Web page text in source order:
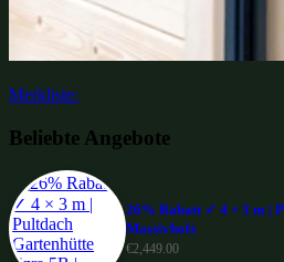
Merkliste:
Beliebte Angebote
26% Rabatt ✓ 4 × 3 m |
Massivholz
€2,449.00